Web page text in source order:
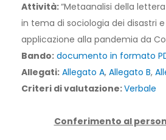
Attività:“Metaanalisi della
in tema di sociologia dei disastri
applicazione alla pandemia da
Bando: documento in formato
Allegati: Allegato A, Allegato B,
Criteri di valutazione:Verbale
Conferimento al